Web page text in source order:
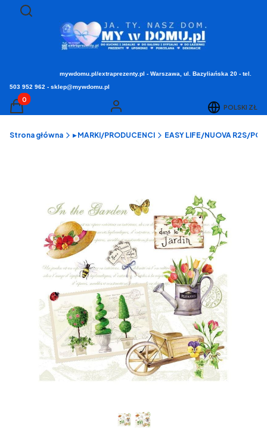
Otwórz wyszukiwarkę
Szukaj
mywdomu.pl/extraprezenty.pl - Warszawa, ul. Bazyliańska 20 - tel.
503 952 962 - sklep@mywdomu.pl
Produkty w koszyku: 0. Zobacz szczegóły
Koszyk Zaloguj się POLSKI ZŁ
Strona główna ▸ MARKI/PRODUCENCI EASY LIFE/NUOVA R2S/